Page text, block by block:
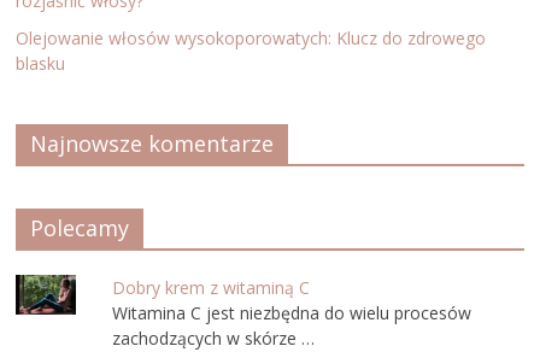
Olejowanie włosów wysokoporowatych: Klucz do zdrowego
blasku
Najnowsze komentarze
Polecamy
Dobry krem z witaminą C
Witamina C jest niezbędna do wielu procesów
zachodzących w skórze …